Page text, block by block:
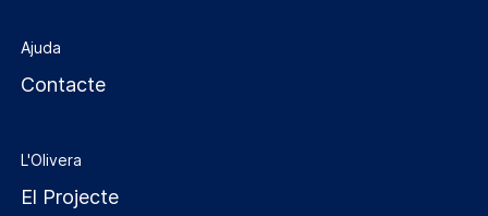
Ajuda
Contacte
L'Olivera
El Projecte